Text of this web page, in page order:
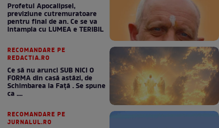
Profetul Apocalipsei,
previziune cutremuratoare
pentru final de an. Ce se va
intampla cu LUMEA e TERIBIL
RECOMANDARE PE
REDACTIA.RO
Ce să nu arunci SUB NICI O
FORMA din casă astăzi, de
Schimbarea la Față . Se spune
ca ....
RECOMANDARE PE
JURNALUL.RO